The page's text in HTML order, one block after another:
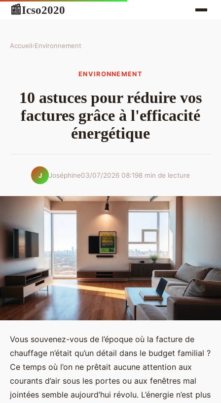
📰Icso2020
Accueil›Environnement
ENVIRONNEMENT
10 astuces pour réduire vos
factures grâce à l'efficacité
énergétique
J Joséphine03/07/2026 08:198 min de lecture
Vous souvenez-vous de l’époque où la facture de
chauffage n’était qu’un détail dans le budget familial ?
Ce temps où l’on ne prêtait aucune attention aux
courants d’air sous les portes ou aux fenêtres mal
jointées semble aujourd’hui révolu. L’énergie n’est plus